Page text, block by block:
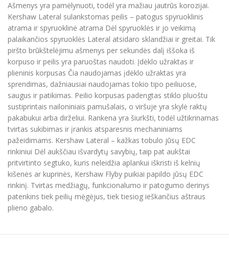
Ašmenys yra pamėlynuoti, todėl yra mažiau jautrūs korozijai.
Kershaw Lateral sulankstomas peilis – patogus spyruoklinis
atrama ir spyruoklinė atrama Dėl spyruoklės ir jo veikimą
palaikančios spyruoklės Lateral atsidaro sklandžiai ir greitai. Tik
piršto brūkštelėjimu ašmenys per sekundės dalį iššoka iš
korpuso ir peilis yra paruoštas naudoti. Įdėklo užraktas ir
plieninis korpusas Čia naudojamas įdėklo užraktas yra
sprendimas, dažniausiai naudojamas tokio tipo peiliuose,
saugus ir patikimas. Peilio korpusas padengtas stiklo pluoštu
sustiprintais nailoniniais pamušalais, o viršuje yra skylė raktų
pakabukui arba dirželiui. Rankena yra šiurkšti, todėl užtikrinamas
tvirtas sukibimas ir įrankis atsparesnis mechaniniams
pažeidimams. Kershaw Lateral – kažkas tobulo jūsų EDC
rinkiniui Dėl aukščiau išvardytų savybių, taip pat aukštai
pritvirtinto segtuko, kuris neleidžia aplankui iškristi iš kelnių
kišenės ar kuprinės, Kershaw Flyby puikiai papildo jūsų EDC
rinkinį. Tvirtas medžiagų, funkcionalumo ir patogumo derinys
patenkins tiek peilių mėgėjus, tiek tiesiog ieškančius aštraus
plieno gabalo.